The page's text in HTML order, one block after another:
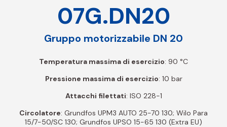
07G.DN20
Gruppo motorizzabile DN 20
Temperatura massima di esercizio: 90 °C
Pressione massima di esercizio: 10 bar
Attacchi filettati: ISO 228-1
Circolatore: Grundfos UPM3 AUTO 25-70 130; Wilo Para
15/7-50/SC 130; Grundfos UPSO 15-65 130 (Extra EU)